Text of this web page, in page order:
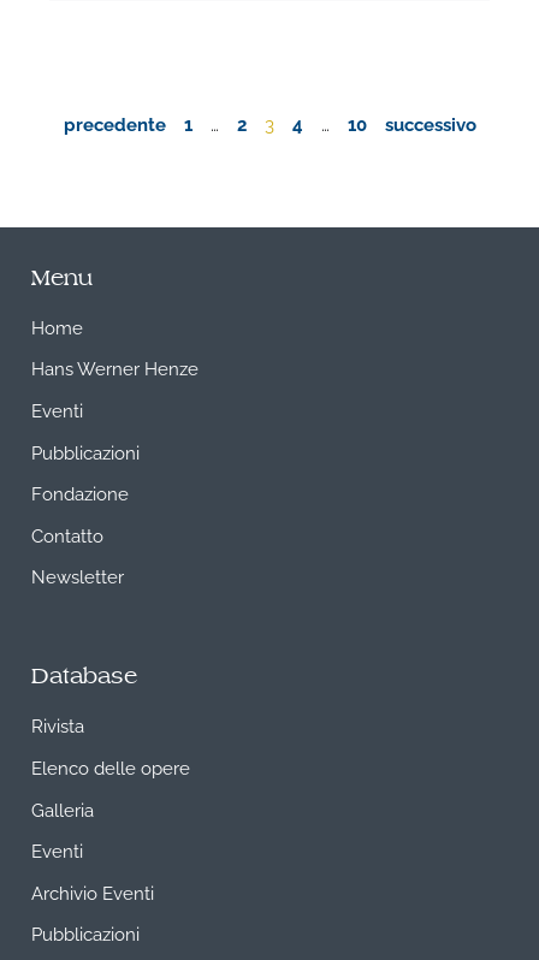
precedente 1 2 3 4 10 successivo
Menu
Home
Hans Werner Henze
Eventi
Pubblicazioni
Fondazione
Contatto
Newsletter
Database
Rivista
Elenco delle opere
Galleria
Eventi
Archivio Eventi
Pubblicazioni